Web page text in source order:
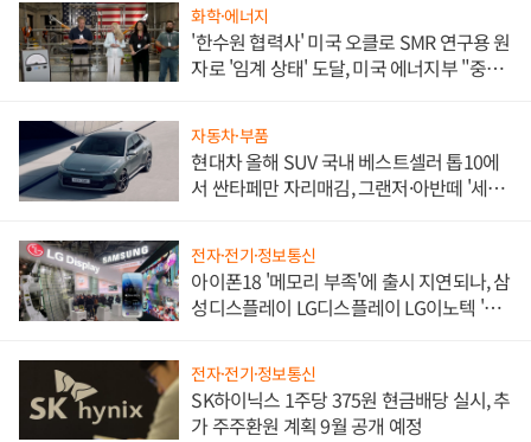
화학·에너지
'한수원 협력사' 미국 오클로 SMR 연구용 원
자로 '임계 상태' 도달, 미국 에너지부 "중요
자동차·부품
현대차 올해 SUV 국내 베스트셀러 톱10에
서 싼타페만 자리매김, 그랜저·아반떼 '세단
전자·전기·정보통신
아이폰18 '메모리 부족'에 출시 지연되나, 삼
성디스플레이 LG디스플레이 LG이노텍 '탈
전자·전기·정보통신
SK하이닉스 1주당 375원 현금배당 실시, 추
가 주주환원 계획 9월 공개 예정